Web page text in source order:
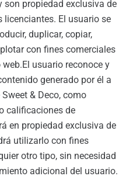
son propiedad exclusiva de
licenciantes. El usuario se
duplicar, copiar,
con fines comerciales
usuario reconoce y
generado por él a
& Deco, como
calificaciones de
en propiedad exclusiva de
utilizarlo con fines
otro tipo, sin necesidad
adicional del usuario.